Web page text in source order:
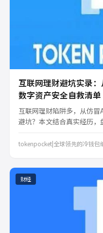
互联网理财避坑实录
数字资产安全自救清单
互联网理财陷阱多，从仿
避坑？本文结合真实经历
产安全雷区。
tokenpocket|全球领先的冷钱包
财经